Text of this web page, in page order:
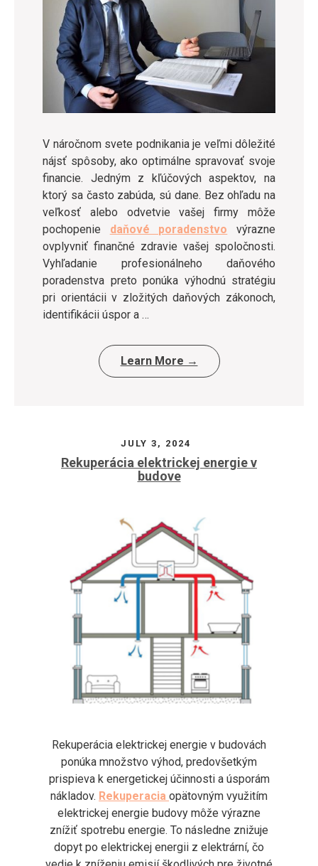
V náročnom svete podnikania je veľmi dôležité
nájsť spôsoby, ako optimálne spravovať svoje
financie. Jedným z kľúčových aspektov, na
ktorý sa často zabúda, sú dane. Bez ohľadu na
veľkosť alebo odvetvie vašej firmy môže
pochopenie daňové poradenstvo výrazne
ovplyvniť finančné zdravie vašej spoločnosti.
Vyhľadanie profesionálneho daňového
poradenstva preto ponúka výhodnú stratégiu
pri orientácii v zložitých daňových zákonoch,
identifikácii úspor a …
Learn More →
JULY 3, 2024
Rekuperácia elektrickej energie v
budove
Rekuperácia elektrickej energie v budovách
ponúka množstvo výhod, predovšetkým
prispieva k energetickej účinnosti a úsporám
nákladov. Rekuperacia opätovným využitím
elektrickej energie budovy môže výrazne
znížiť spotrebu energie. To následne znižuje
dopyt po elektrickej energii z elektrární, čo